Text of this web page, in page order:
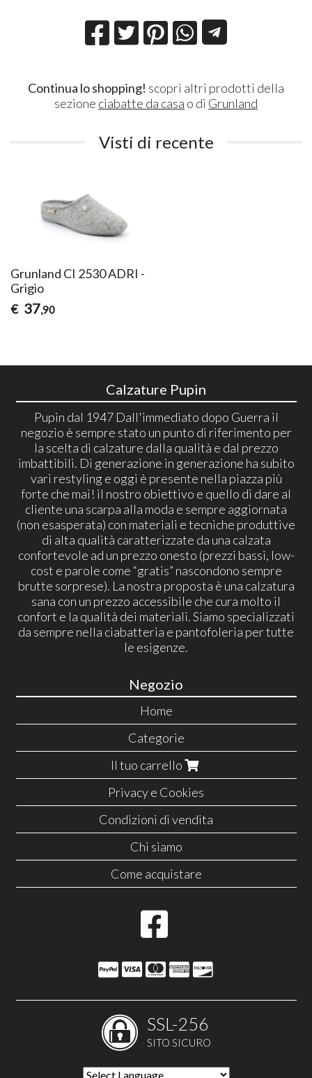
Continua lo shopping! scopri altri prodotti della
sezione ciabatte da casa o di Grunland
Visti di recente
Grunland CI 2530 ADRI -
Grigio
€ 37,90
Calzature Pupin
Pupin dal 1947 Dall'immediato dopo Guerra il
negozio è sempre stato un punto di riferimento per
la scelta di calzature dalla qualità e dal prezzo
imbattibili. Di generazione in generazione ha subito
vari restyling e oggi è presente nella piazza più
forte che mai! il nostro obiettivo e quello di dare al
cliente una scarpa alla moda e sempre aggiornata
(non esasperata) con materiali e tecniche produttive
di alta qualità caratterizzate da una calzata
confortevole ad un prezzo onesto (prezzi bassi, low-
cost e parole come “gratis” nascondono sempre
brutte sorprese). La nostra proposta è una calzatura
sana con un prezzo accessibile che cura molto il
confort e la qualità dei materiali. Siamo specializzati
da sempre nella ciabatteria e pantofoleria per tutte
le esigenze.
Negozio
Home
Categorie
Il tuo carrello
Privacy e Cookies
Condizioni di vendita
Chi siamo
Come acquistare
SSL-256
SITO SICURO